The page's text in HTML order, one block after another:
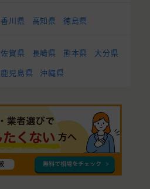
香川県 高知県 徳島県
佐賀県 長崎県 熊本県
大分県
鹿児島県 沖縄県